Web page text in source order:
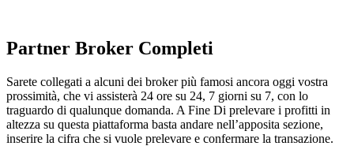
Partner Broker Completi
Sarete collegati a alcuni dei broker più famosi ancora oggi vostra
prossimità, che vi assisterà 24 ore su 24, 7 giorni su 7, con lo
traguardo di qualunque domanda. A Fine Di prelevare i profitti in
altezza su questa piattaforma basta andare nell’apposita sezione,
inserire la cifra che si vuole prelevare e confermare la transazione.